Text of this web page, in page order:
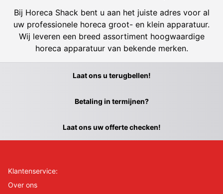
Bij Horeca Shack bent u aan het juiste adres voor al
uw professionele horeca groot- en klein apparatuur.
Wij leveren een breed assortiment hoogwaardige
horeca apparatuur van bekende merken.
Laat ons u terugbellen!
Betaling in termijnen?
Laat ons uw offerte checken!
Klantenservice:
Over ons